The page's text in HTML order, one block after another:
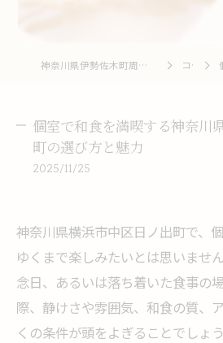
神奈川県伊勢佐木町周辺の居酒屋なら和牛 To 釆菜 更井酒店 コラム
個室で和食を満喫する神奈川
町の選び方と魅力
2025/11/25
神奈川県横浜市中区日ノ出町で、
ゆくまで楽しみたいとは思いませ
念日、あるいは落ち着いた食事の
際、静けさや雰囲気、和食の質、
くの条件が頭をよぎることでしょ